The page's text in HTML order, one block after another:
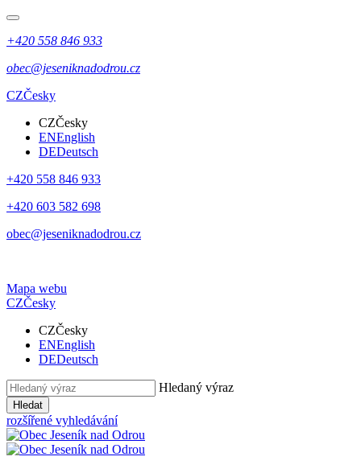
+420 558 846 933
obec@jeseniknadodrou.cz
CZČesky
CZČesky
ENEnglish
DEDeutsch
+420 558 846 933
+420 603 582 698
obec@jeseniknadodrou.cz
Mapa webu
CZČesky
CZČesky
ENEnglish
DEDeutsch
Hledaný výraz
Hledat
rozšířené vyhledávání